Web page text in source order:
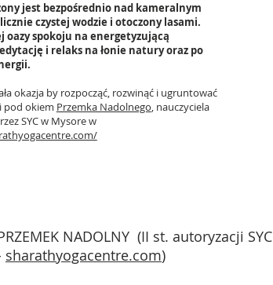
jest bezpośrednio nad kameralnym
czystej wodzie i otoczony lasami.
oazy spokoju na energetyzującą
i relaks na łonie natury oraz po
okazja by rozpocząć, rozwinąć i ugruntować
pod okiem Przemka Nadolnego, nauczyciela
SYC w Mysore w
NADOLNY (II st. autoryzacji SYC
sharathyogacentre.com)